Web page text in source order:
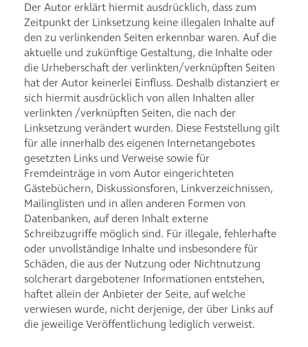
Der Autor erklärt hiermit ausdrücklich, dass zum
Zeitpunkt der Linksetzung keine illegalen Inhalte auf
den zu verlinkenden Seiten erkennbar waren. Auf die
aktuelle und zukünftige Gestaltung, die Inhalte oder
die Urheberschaft der verlinkten/verknüpften Seiten
hat der Autor keinerlei Einfluss. Deshalb distanziert er
sich hiermit ausdrücklich von allen Inhalten aller
verlinkten /verknüpften Seiten, die nach der
Linksetzung verändert wurden. Diese Feststellung gilt
für alle innerhalb des eigenen Internetangebotes
gesetzten Links und Verweise sowie für
Fremdeinträge in vom Autor eingerichteten
Gästebüchern, Diskussionsforen, Linkverzeichnissen,
Mailinglisten und in allen anderen Formen von
Datenbanken, auf deren Inhalt externe
Schreibzugriffe möglich sind. Für illegale, fehlerhafte
oder unvollständige Inhalte und insbesondere für
Schäden, die aus der Nutzung oder Nichtnutzung
solcherart dargebotener Informationen entstehen,
haftet allein der Anbieter der Seite, auf welche
verwiesen wurde, nicht derjenige, der über Links auf
die jeweilige Veröffentlichung lediglich verweist.